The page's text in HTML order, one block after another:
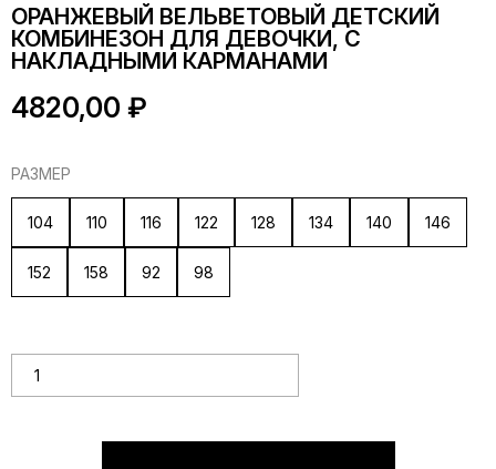
ОРАНЖЕВЫЙ ВЕЛЬВЕТОВЫЙ ДЕТСКИЙ
КОМБИНЕЗОН ДЛЯ ДЕВОЧКИ, С
НАКЛАДНЫМИ КАРМАНАМИ
4820,00 ₽
РАЗМЕР
104 110 116 122 128 134 140 146
152 158 92 98